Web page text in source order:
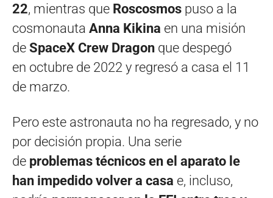
22, mientras que Roscosmos puso a la
cosmonauta Anna Kikina en una misión
de SpaceX Crew Dragon que despegó
en octubre de 2022 y regresó a casa el 11
de marzo.
Pero este astronauta no ha regresado, y no
por decisión propia. Una serie
de problemas técnicos en el aparato le
han impedido volver a casa e, incluso,